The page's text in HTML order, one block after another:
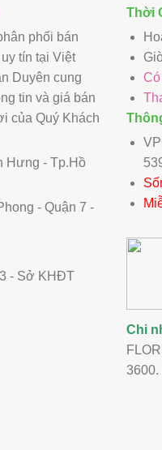
phối bán
tín tại Việt
Duyên cung
tin và giá bán
của Quý Khách
Hưng - Tp.Hồ
- Quận 7 -
- Sở KHĐT
Thời
Chi
3600.